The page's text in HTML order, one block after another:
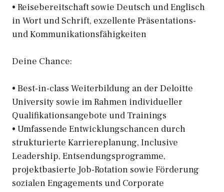
• Reisebereitschaft sowie Deutsch und Englisch
in Wort und Schrift, exzellente Präsentations-
und Kommunikationsfähigkeiten
Deine Chance:
• Best-in-class Weiterbildung an der Deloitte
University sowie im Rahmen individueller
Qualifikationsangebote und Trainings
• Umfassende Entwicklungschancen durch
strukturierte Karriereplanung, Inclusive
Leadership, Entsendungsprogramme,
projektbasierte Job-Rotation sowie Förderung
sozialen Engagements und Corporate